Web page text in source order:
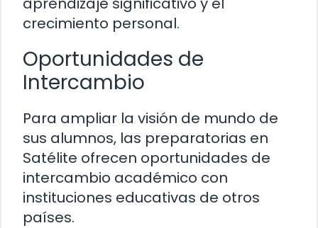
crecimiento personal.
Oportunidades de
Intercambio
Para ampliar la visión de mundo de
sus alumnos, las preparatorias en
Satélite ofrecen oportunidades de
intercambio académico con
instituciones educativas de otros
países.